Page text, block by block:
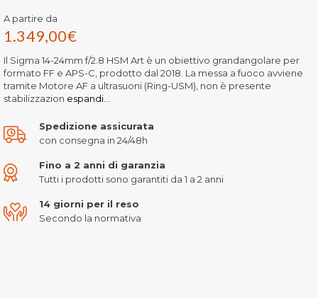
A partire da
1.349,00€
Il Sigma 14-24mm f/2.8 HSM Art è un obiettivo grandangolare per
formato FF e APS-C, prodotto dal 2018. La messa a fuoco avviene
tramite Motore AF a ultrasuoni (Ring-USM), non è presente
stabilizzazion espandi...
Spedizione assicurata
con consegna in 24/48h
Fino a 2 anni di garanzia
Tutti i prodotti sono garantiti da 1 a 2 anni
14 giorni per il reso
Secondo la normativa